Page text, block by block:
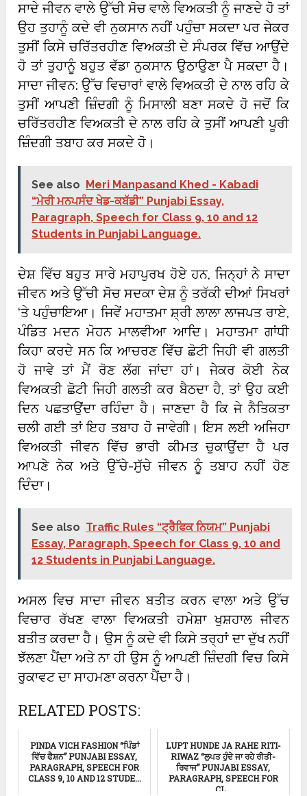
ਸਾਦੇ ਜੀਵਨ ਵਾਲੇ ਉੱਚੀ ਸੋਚ ਵਾਲੇ ਵਿਅਕਤੀ ਨੂੰ ਜਾਣਦੇ ਹੋ ਤਾਂ
ਉਹ ਤੁਹਾਨੂੰ ਕਦੇ ਵੀ ਨੁਕਸਾਨ ਨਹੀਂ ਪਹੁੰਚਾ ਸਕਦਾ ਪਰ ਜੇਕਰ
ਤੁਸੀਂ ਕਿਸੇ ਚਰਿੱਤਰਹੀਣ ਵਿਅਕਤੀ ਦੇ ਸੰਪਰਕ ਵਿੱਚ ਆਉਂਦੇ
ਹੋ ਤਾਂ ਤੁਹਾਨੂੰ ਬਹੁਤ ਵੱਡਾ ਨੁਕਸਾਨ ਉਠਾਉਣਾ ਪੈ ਸਕਦਾ ਹੈ।
ਸਾਦਾ ਜੀਵਨ: ਉੱਚ ਵਿਚਾਰਾਂ ਵਾਲੇ ਵਿਅਕਤੀ ਦੇ ਨਾਲ ਰਹਿ ਕੇ
ਤੁਸੀਂ ਆਪਣੀ ਜ਼ਿੰਦਗੀ ਨੂੰ ਮਿਸਾਲੀ ਬਣਾ ਸਕਦੇ ਹੋ ਜਦੋਂ ਕਿ
ਚਰਿੱਤਰਹੀਣ ਵਿਅਕਤੀ ਦੇ ਨਾਲ ਰਹਿ ਕੇ ਤੁਸੀਂ ਆਪਣੀ ਪੂਰੀ
ਜ਼ਿੰਦਗੀ ਤਬਾਹ ਕਰ ਸਕਦੇ ਹੋ।
See also
Meri Manpasand Khed - Kabadi
“ਮੇਰੀ ਮਨਪਸੰਦ ਖੇਡ-ਕਬੱਡੀ” Punjabi Essay,
Paragraph, Speech for Class 9, 10 and 12
Students in Punjabi Language.
ਦੇਸ਼ ਵਿੱਚ ਬਹੁਤ ਸਾਰੇ ਮਹਾਪੁਰਖ ਹੋਏ ਹਨ, ਜਿਨ੍ਹਾਂ ਨੇ ਸਾਦਾ
ਜੀਵਨ ਅਤੇ ਉੱਚੀ ਸੋਚ ਸਦਕਾ ਦੇਸ਼ ਨੂੰ ਤਰੱਕੀ ਦੀਆਂ ਸਿਖਰਾਂ
‘ਤੇ ਪਹੁੰਚਾਇਆ। ਜਿਵੇਂ ਮਹਾਤਮਾ ਸ਼੍ਰੀ ਲਾਲਾ ਲਾਜਪਤ ਰਾਏ,
ਪੰਡਿਤ ਮਦਨ ਮੋਹਨ ਮਾਲਵੀਆ ਆਦਿ। ਮਹਾਤਮਾ ਗਾਂਧੀ
ਕਿਹਾ ਕਰਦੇ ਸਨ ਕਿ ਆਚਰਣ ਵਿੱਚ ਛੋਟੀ ਜਿਹੀ ਵੀ ਗਲਤੀ
ਹੋ ਜਾਵੇ ਤਾਂ ਮੈਂ ਰੋਣ ਲੱਗ ਜਾਂਦਾ ਹਾਂ। ਜੇਕਰ ਕੋਈ ਨੇਕ
ਵਿਅਕਤੀ ਛੋਟੀ ਜਿਹੀ ਗਲਤੀ ਕਰ ਬੈਠਦਾ ਹੈ, ਤਾਂ ਉਹ ਕਈ
ਦਿਨ ਪਛਤਾਉਂਦਾ ਰਹਿੰਦਾ ਹੈ। ਜਾਣਦਾ ਹੈ ਕਿ ਜੇ ਨੈਤਿਕਤਾ
ਚਲੀ ਗਈ ਤਾਂ ਇਹ ਤਬਾਹ ਹੋ ਜਾਵੇਗੀ। ਇਸ ਲਈ ਅਜਿਹਾ
ਵਿਅਕਤੀ ਜੀਵਨ ਵਿੱਚ ਭਾਰੀ ਕੀਮਤ ਚੁਕਾਉਂਦਾ ਹੈ ਪਰ
ਆਪਣੇ ਨੇਕ ਅਤੇ ਉੱਚੇ-ਸੁੱਚੇ ਜੀਵਨ ਨੂੰ ਤਬਾਹ ਨਹੀਂ ਹੋਣ
ਦਿੰਦਾ।
See also Traffic Rules “ਟ੍ਰੈਫਿਕ ਨਿਯਮ” Punjabi
Essay, Paragraph, Speech for Class 9, 10 and
12 Students in Punjabi Language.
ਅਸਲ ਵਿਚ ਸਾਦਾ ਜੀਵਨ ਬਤੀਤ ਕਰਨ ਵਾਲਾ ਅਤੇ ਉੱਚ
ਵਿਚਾਰ ਰੱਖਣ ਵਾਲਾ ਵਿਅਕਤੀ ਹਮੇਸ਼ਾ ਖੁਸ਼ਹਾਲ ਜੀਵਨ
ਬਤੀਤ ਕਰਦਾ ਹੈ। ਉਸ ਨੂੰ ਕਦੇ ਵੀ ਕਿਸੇ ਤਰ੍ਹਾਂ ਦਾ ਦੁੱਖ ਨਹੀਂ
ਝੱਲਣਾ ਪੈਂਦਾ ਅਤੇ ਨਾ ਹੀ ਉਸ ਨੂੰ ਆਪਣੀ ਜ਼ਿੰਦਗੀ ਵਿਚ ਕਿਸੇ
ਰੁਕਾਵਟ ਦਾ ਸਾਹਮਣਾ ਕਰਨਾ ਪੈਂਦਾ ਹੈ।
RELATED POSTS:
PINDA VICH FASHION “ਪਿੰਡਾਂ
ਵਿੱਚ ਫੈਸ਼ਨ” PUNJABI ESSAY,
PARAGRAPH, SPEECH FOR
CLASS 9, 10 AND 12 STUDE...
LUPT HUNDE JA RAHE RITI-
RIWAZ “ਲੁਪਤ ਹੁੰਦੇ ਜਾ ਰਹੇ ਰੀਤੀ-
ਰਿਵਾਜ” PUNJABI ESSAY,
PARAGRAPH, SPEECH FOR
CL...